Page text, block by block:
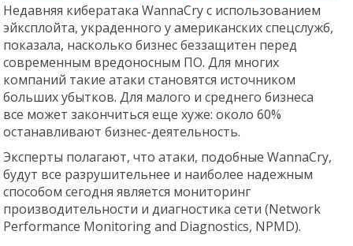
Недавняя кибератака WannaCry с использованием
эйксплойта, украденного у американских спецслужб,
показала, насколько бизнес беззащитен перед
современным вредоносным ПО. Для многих
компаний такие атаки становятся источником
больших убытков. Для малого и среднего бизнеса
все может закончиться еще хуже: около 60%
останавливают бизнес-деятельность.
Эксперты полагают, что атаки, подобные WannaCry,
будут все разрушительнее и наиболее надежным
способом сегодня является мониторинг
производительности и диагностика сети (Network
Performance Monitoring and Diagnostics, NPMD).